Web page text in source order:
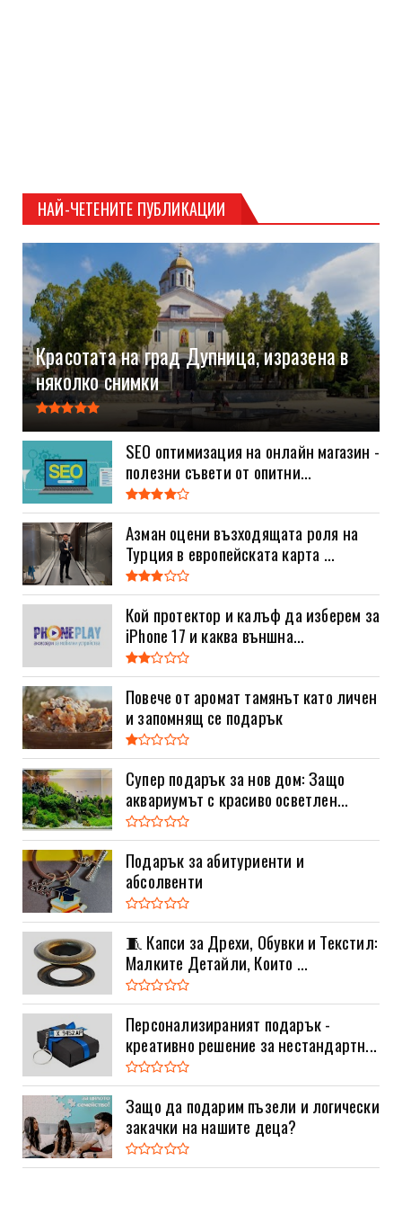
НАЙ-ЧЕТЕНИТЕ ПУБЛИКАЦИИ
Красотата на град Дупница, изразена в
няколко снимки
SEO оптимизация на онлайн магазин -
полезни съвети от опитни...
Азман оцени възходящата роля на
Турция в европейската карта ...
Кой протектор и калъф да изберем за
iPhone 17 и каква външна...
Повече от аромат тамянът като личен
и запомнящ се подарък
Супер подарък за нов дом: Защо
аквариумът с красиво осветлен...
Подарък за абитуриенти и
абсолвенти
🧵 Капси за Дрехи, Обувки и Текстил:
Малките Детайли, Които ...
Персонализираният подарък -
креативно решение за нестандартн...
Защо да подарим пъзели и логически
закачки на нашите деца?